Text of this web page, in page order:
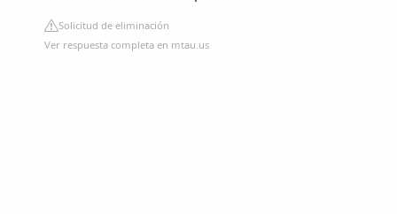
Solicitud de eliminación
Ver respuesta completa en mtau.us